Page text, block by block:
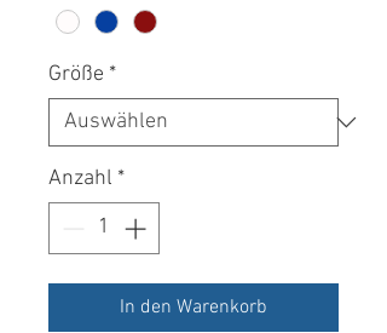
Größe *
Anzahl *
In den Warenkorb